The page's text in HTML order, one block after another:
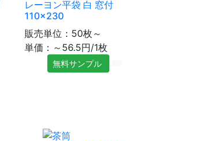
レーヨン平袋 白 窓付
110×230
販売単位：50枚～
単価：～56.5円/1枚
無料サンプル